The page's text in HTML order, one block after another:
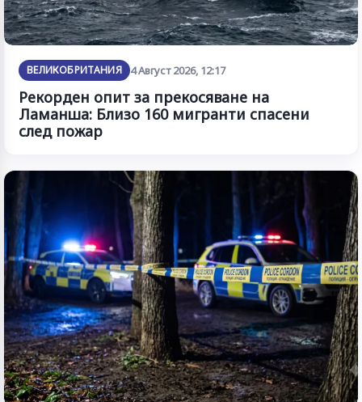
ВЕЛИКОБРИТАНИЯ 4 Август 2026, 12:17
Рекорден опит за прекосяване на
Ламанша: Близо 160 мигранти спасени
след пожар